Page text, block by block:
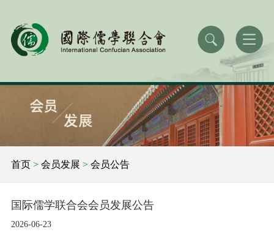
首页> 会员发展 > 会员公告
国际儒学联合会会员发展公告
2026-06-23